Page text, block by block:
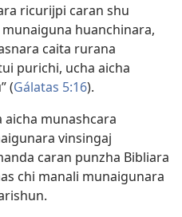
ricurijpi caran shu
huanchinara,
caita rurana
purichi, ucha aicha
(Gálatas 5:16).
munashcara
vinsingaj
caran punzha Bibliara
chi manali munaigunara